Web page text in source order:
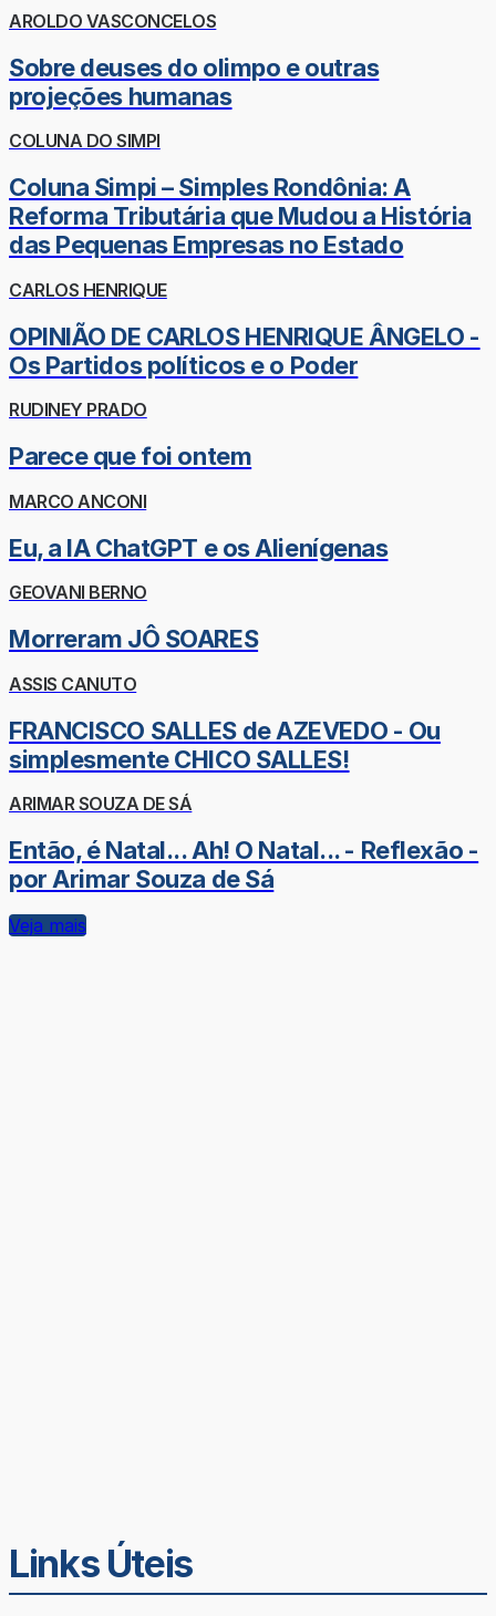
AROLDO VASCONCELOS
Sobre deuses do olimpo e outras
projeções humanas
COLUNA DO SIMPI
Coluna Simpi – Simples Rondônia: A
Reforma Tributária que Mudou a História
das Pequenas Empresas no Estado
CARLOS HENRIQUE
OPINIÃO DE CARLOS HENRIQUE ÂNGELO -
Os Partidos políticos e o Poder
RUDINEY PRADO
Parece que foi ontem
MARCO ANCONI
Eu, a IA ChatGPT e os Alienígenas
GEOVANI BERNO
Morreram JÔ SOARES
ASSIS CANUTO
FRANCISCO SALLES de AZEVEDO - Ou
simplesmente CHICO SALLES!
ARIMAR SOUZA DE SÁ
Então, é Natal... Ah! O Natal... - Reflexão -
por Arimar Souza de Sá
Veja mais
Links Úteis